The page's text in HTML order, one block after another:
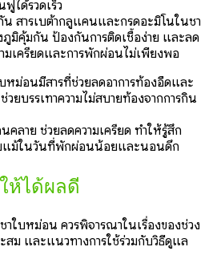
ฟูได้รวดเร็ว
สารเบต้ากลูแคนและกรดอะมิโนในชา
ภูมิคุ้มกัน ป้องกันการติดเชื้อง่าย และลด
มเครียดและการพักผ่อนไม่เพียงพอ
หม่อนมีสารที่ช่วยลดอาการท้องอืดและ
วยบรรเทาความไม่สบายท้องจากการกิน
ลาย ช่วยลดความเครียด ทำให้รู้สึก
แม้ในวันที่พักผ่อนน้อยและนอนดึก
ห้ได้ผลดี
าใบหม่อน ควรพิจารณาในเรื่องของช่วง
สม และแนวทางการใช้ร่วมกับวิธีดูแล